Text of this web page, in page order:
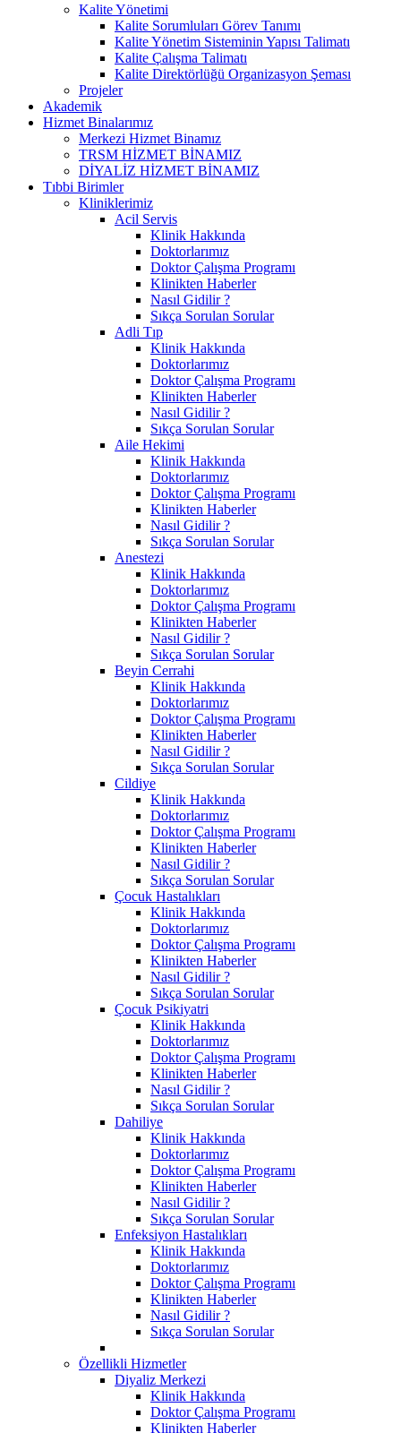
Kalite Yönetimi
Kalite Sorumluları Görev Tanımı
Kalite Yönetim Sisteminin Yapısı Talimatı
Kalite Çalışma Talimatı
Kalite Direktörlüğü Organizasyon Şeması
Projeler
Akademik
Hizmet Binalarımız
Merkezi Hizmet Binamız
TRSM HİZMET BİNAMIZ
DİYALİZ HİZMET BİNAMIZ
Tıbbi Birimler
Kliniklerimiz
Acil Servis
Klinik Hakkında
Doktorlarımız
Doktor Çalışma Programı
Klinikten Haberler
Nasıl Gidilir ?
Sıkça Sorulan Sorular
Adli Tıp
Klinik Hakkında
Doktorlarımız
Doktor Çalışma Programı
Klinikten Haberler
Nasıl Gidilir ?
Sıkça Sorulan Sorular
Aile Hekimi
Klinik Hakkında
Doktorlarımız
Doktor Çalışma Programı
Klinikten Haberler
Nasıl Gidilir ?
Sıkça Sorulan Sorular
Anestezi
Klinik Hakkında
Doktorlarımız
Doktor Çalışma Programı
Klinikten Haberler
Nasıl Gidilir ?
Sıkça Sorulan Sorular
Beyin Cerrahi
Klinik Hakkında
Doktorlarımız
Doktor Çalışma Programı
Klinikten Haberler
Nasıl Gidilir ?
Sıkça Sorulan Sorular
Cildiye
Klinik Hakkında
Doktorlarımız
Doktor Çalışma Programı
Klinikten Haberler
Nasıl Gidilir ?
Sıkça Sorulan Sorular
Çocuk Hastalıkları
Klinik Hakkında
Doktorlarımız
Doktor Çalışma Programı
Klinikten Haberler
Nasıl Gidilir ?
Sıkça Sorulan Sorular
Çocuk Psikiyatri
Klinik Hakkında
Doktorlarımız
Doktor Çalışma Programı
Klinikten Haberler
Nasıl Gidilir ?
Sıkça Sorulan Sorular
Dahiliye
Klinik Hakkında
Doktorlarımız
Doktor Çalışma Programı
Klinikten Haberler
Nasıl Gidilir ?
Sıkça Sorulan Sorular
Enfeksiyon Hastalıkları
Klinik Hakkında
Doktorlarımız
Doktor Çalışma Programı
Klinikten Haberler
Nasıl Gidilir ?
Sıkça Sorulan Sorular
Özellikli Hizmetler
Diyaliz Merkezi
Klinik Hakkında
Doktor Çalışma Programı
Klinikten Haberler